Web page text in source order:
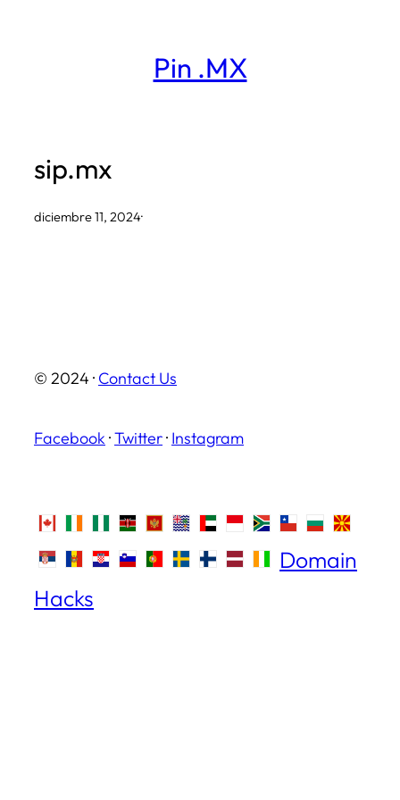
Pin .MX
sip.mx
diciembre 11, 2024·
© 2024 · Contact Us
Facebook ·Twitter· Instagram
Domain
Hacks